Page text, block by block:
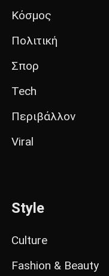
Κόσμος
Πολιτική
Σπορ
Tech
Περιβάλλον
Viral
Style
Culture
Fashion & Beauty